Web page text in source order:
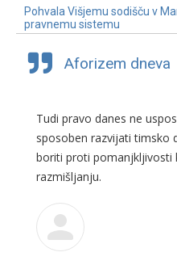
Pohvala Višjemu sodišču v
pravnemu sistemu
3. 7. 2019
Aforizem dneva
Tudi pravo danes ne
sposoben razvijati timsko
boriti proti pomanjkljivosti
razmišljanju.